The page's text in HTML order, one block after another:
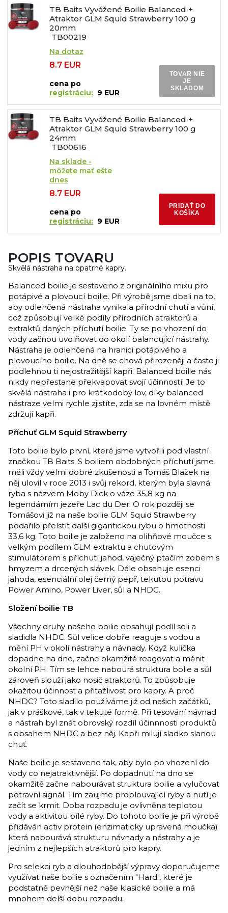
TB Baits Vyvážené Boilie Balanced +
Atraktor GLM Squid Strawberry 100 g
20mm
TB00219
Na dotaz
8.7 EUR
cena po
registráciu: 9 EUR
TOVAR NIE
JE
SKLADOM
TB Baits Vyvážené Boilie Balanced +
Atraktor GLM Squid Strawberry 100 g
24mm
TB00616
Na sklade -
môžete mať ešte
dnes
8.7 EUR
cena po
registráciu: 9 EUR
PRIDAŤ DO
KOŠÍKA
POPIS TOVARU
Skvělá nástraha na opatrné kapry.
Balanced boilie je sestaveno z originálního mixu pro
potápivé a plovoucí boilie. Při výrobě jsme dbali na to,
aby odlehčená nástraha vynikala přírodní chutí a vůní,
což způsobují velké podíly přírodních atraktorů a
extraktů daných příchutí boilie. Ty se po vhození do
vody začnou uvolňovat do okolí balancující nástrahy.
Nástraha je odlehčená na hranici potápivého a
plovoucího boilie. Na dně se chová přirozeněji a často ji
podlehnou ti nejostražitější kapři. Balanced boilie nás
nikdy nepřestane překvapovat svojí účinností. Je to
skvělá nástraha i pro krátkodobý lov, díky balanced
nástraze velmi rychle zjistíte, zda se na lovném místě
zdržují kapři.
Příchuť GLM Squid Strawberry
Toto boilie bylo první, které jsme vytvořili pod vlastní
značkou TB Baits. S boiliem obdobných příchutí jsme
měli vždy velmi dobré zkušenosti a Tomáš Blažek na
něj ulovil v roce 2013 i svůj rekord, kterým byla slavná
ryba s názvem Moby Dick o váze 35,8 kg na
legendárním jezeře Lac du Der. O rok později se
Tomášovi již na naše boilie GLM Squid Strawberry
podařilo přelstít další gigantickou rybu o hmotnosti
33,6 kg. Toto boilie je založeno na olihňové moučce s
velkým podílem GLM extraktu a chuťovým
stimulátorem s příchutí jahod, vaječný ptačím zobem s
hmyzem a drcených slávek. Dále obsahuje esenci
jahoda, esenciální olej černý pepř, tekutou potravu
Power Amino, Power Liver, sůl a NHDC.
Složení boilie TB
Všechny druhy našeho boilie obsahují podíl soli a
sladidla NHDC. Sůl velice dobře reaguje s vodou a
mění PH v okolí nástrahy a návnady. Když kulička
dopadne na dno, začne okamžitě reagovat a měnit
okolní PH. Tím se lehce nabourá struktura bolie a sůl
zároveň slouží jako nosič atraktorů. To způsobuje
okažitou účinnost a přitažlivost pro kapry. A proč
NHDC? Toto sladilo používáme již od našich začátků,
jak v práškové, tak v tekuté formě. Při tesování návnad
a nástrah byl znát obrovský rozdíl účinnnosti produktů
s obsahem NHDC a bez něj. Kapři milují sladko slanou
chuť.
Naše boilie je sestaveno tak, aby bylo po vhození do
vody co nejatraktivnější. Po dopadnutí na dno se
okamžitě začne nabourávat struktura boilie a vylučovat
potravní signál. Tím zaujme proplouvající ryby a nutí je
začít se krmit. Doba rozpadu je ovlivněna teplotou
vody a aktivitou bílé ryby. Do tohoto boilie je při výrobě
přidáván activ protein (enzimaticky upravená moučka)
která nabourává strukturu návnady a nástrahy a je
jedním z nejlepších atraktorů pro kapry.
Pro selekci ryb a dlouhodobější výpravy doporučujeme
využívat naše boilie s označením "Hard", které je
podstatně pevnější než naše klasické boilie a má
mnohem delší dobu rozpadu.